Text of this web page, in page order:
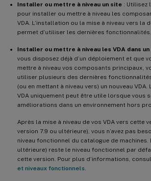
Installer ou mettre à niveau un site : Utilisez
pour installer ou mettre à niveau les
VDA. L’installation ou la mise à niveau vers la
permet d’utiliser les dernières fonctionnalités.
Installer ou mettre à niveau les VDA dans
vous disposez déjà d’un déploiement et que
mettre à niveau vos composants principaux,
utiliser plusieurs des dernières
(ou en mettant à niveau vers) un nouveau VDA.
VDA uniquement peut être utile lorsque vous
améliorations dans un environnement hors
Après la mise à niveau de vos VDA vers cette
version 7.9 ou ultérieure), vous n’avez pas
niveau fonctionnel du catalogue de machines.
ultérieure) reste le niveau fonctionnel par
cette version. Pour plus d’informations,
et niveaux fonctionnels